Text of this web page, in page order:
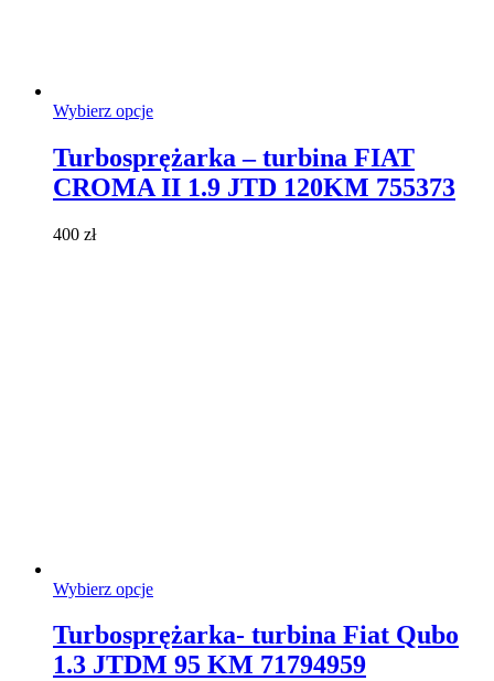
Wybierz opcjeTen
wiele
wariantów.
Turbosprężarka – turbina FIAT
CROMA II 1.9 JTD 120KM 755373
400 zł
Wybierz opcjeTen
ma
wiele
wariantów.
Turbosprężarka- turbina Fiat Qubo
1.3 JTDM 95 KM 71794959